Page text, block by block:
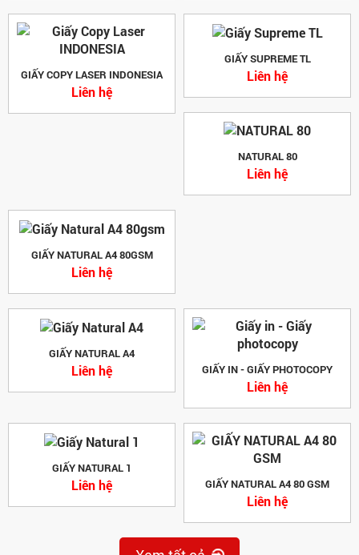
GIẤY COPY LASER INDONESIA
Liên hệ
GIẤY SUPREME TL
Liên hệ
NATURAL 80
Liên hệ
GIẤY NATURAL A4 80GSM
Liên hệ
GIẤY NATURAL A4
Liên hệ GIẤY IN - GIẤY PHOTOCOPY
Liên hệ
GIẤY NATURAL 1
Liên hệ GIẤY NATURAL A4 80 GSM
Liên hệ